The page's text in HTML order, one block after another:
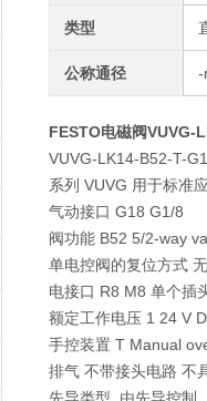
类型
公称通径 -
FESTO电磁阀VUVG-
VUVG-LK14-B52-T-
系列 VUVG 用于标准
气动接口 G18 G1/8
阀功能 B52 5/2-way
单电控阀的复位方式 无
电接口 R8 M8 单个插
额定工作电压 1 24 V
手控装置 T Manual
排气 不带接头电路 不